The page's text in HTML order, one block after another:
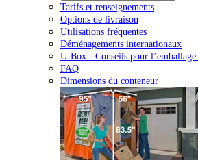
Tarifs et renseignements
Options de livraison
Utilisations fréquentes
Déménagements internationaux
U-Box - Conseils pour
FAQ
Dimensions du conteneur